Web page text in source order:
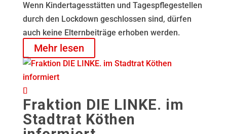
Wenn Kindertagesstätten und Tagespflegestellen
durch den Lockdown geschlossen sind, dürfen
auch keine Elternbeiträge erhoben werden.
Mehr lesen
Fraktion DIE LINKE. im
Stadtrat Köthen